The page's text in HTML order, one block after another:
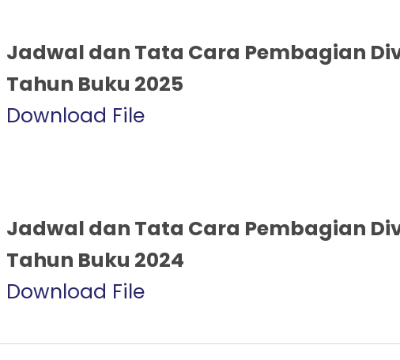
Jadwal dan Tata Cara Pembagian
Tahun Buku 2025
Download File
Jadwal dan Tata Cara Pembagian
Tahun Buku 2024
Download File